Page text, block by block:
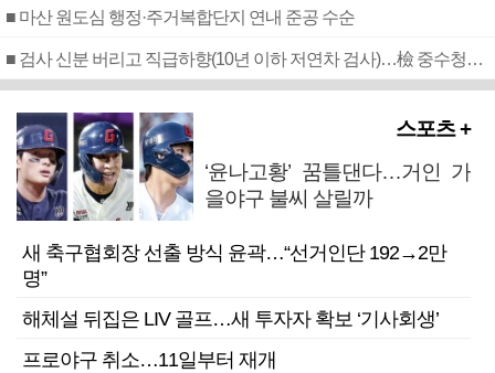
■ 마산 원도심 행정·주거복합단지 연내 준공 수순
■ 검사 신분 버리고 직급하향(10년 이하 저연차 검사)…檢 중수청행 기피
스포츠 +
‘윤나고황’ 꿈틀댄다…거인 가
을야구 불씨 살릴까
새 축구협회장 선출 방식 윤곽…“선거인단 192→2만
명”
해체설 뒤집은 LIV 골프…새 투자자 확보 ‘기사회생’
프로야구 취소…11일부터 재개